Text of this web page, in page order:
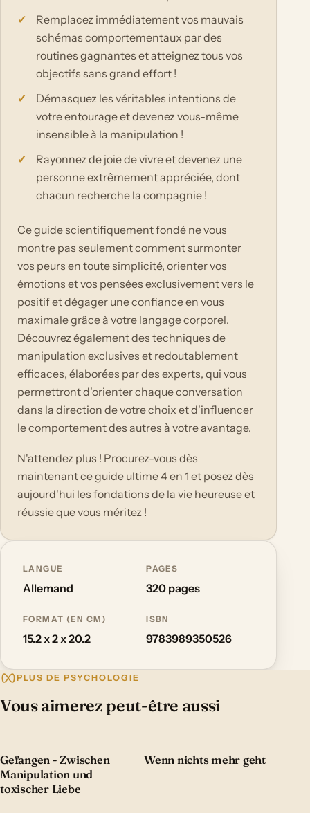
Remplacez immédiatement vos mauvais
schémas comportementaux par des
routines gagnantes et atteignez tous vos
objectifs sans grand effort !
Démasquez les véritables intentions de
votre entourage et devenez vous-même
insensible à la manipulation !
Rayonnez de joie de vivre et devenez une
personne extrêmement appréciée, dont
chacun recherche la compagnie !
Ce guide scientifiquement fondé ne vous
montre pas seulement comment surmonter
vos peurs en toute simplicité, orienter vos
émotions et vos pensées exclusivement vers le
positif et dégager une confiance en vous
maximale grâce à votre langage corporel.
Découvrez également des techniques de
manipulation exclusives et redoutablement
efficaces, élaborées par des experts, qui vous
permettront d'orienter chaque conversation
dans la direction de votre choix et d'influencer
le comportement des autres à votre avantage.
N'attendez plus ! Procurez-vous dès
maintenant ce guide ultime 4 en 1 et posez dès
aujourd'hui les fondations de la vie heureuse et
réussie que vous méritez !
LANGUE
Allemand
PAGES
320 pages
FORMAT (EN CM)
15.2 x 2 x 20.2
ISBN
9783989350526
PLUS DE PSYCHOLOGIE
Vous aimerez peut-être aussi
Gefangen - Zwischen
Manipulation und
toxischer Liebe
Wenn nichts mehr geht